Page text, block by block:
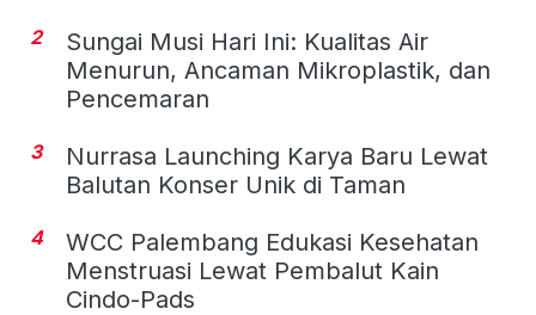
2
Sungai Musi Hari Ini: Kualitas Air
Menurun, Ancaman Mikroplastik, dan
Pencemaran
3
Nurrasa Launching Karya Baru Lewat
Balutan Konser Unik di Taman
4
WCC Palembang Edukasi Kesehatan
Menstruasi Lewat Pembalut Kain
Cindo-Pads